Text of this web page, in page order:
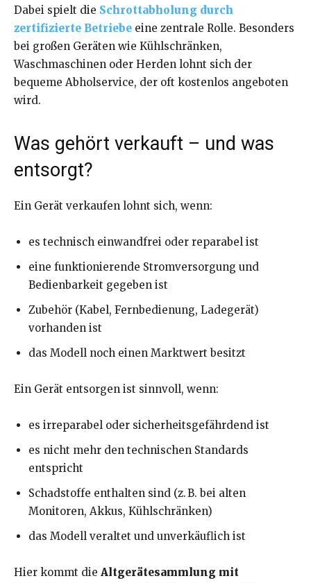
Dabei spielt die Schrottabholung durch
zertifizierte Betriebe eine zentrale Rolle. Besonders
bei großen Geräten wie Kühlschränken,
Waschmaschinen oder Herden lohnt sich der
bequeme Abholservice, der oft kostenlos angeboten
wird.
Was gehört verkauft – und was
entsorgt?
Ein Gerät verkaufen lohnt sich, wenn:
es technisch einwandfrei oder reparabel ist
eine funktionierende Stromversorgung und
Bedienbarkeit gegeben ist
Zubehör (Kabel, Fernbedienung, Ladegerät)
vorhanden ist
das Modell noch einen Marktwert besitzt
Ein Gerät entsorgen ist sinnvoll, wenn:
es irreparabel oder sicherheitsgefährdend ist
es nicht mehr den technischen Standards
entspricht
Schadstoffe enthalten sind (z. B. bei alten
Monitoren, Akkus, Kühlschränken)
das Modell veraltet und unverkäuflich ist
Hier kommt die Altgerätesammlung mit